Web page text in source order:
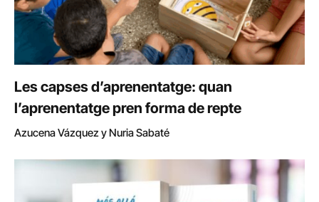
Les capses d’aprenentatge: quan
l’aprenentatge pren forma de repte
Azucena Vázquez y Nuria Sabaté